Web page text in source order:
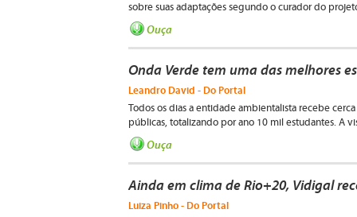
sobre suas adaptações segundo o curador do
Ouça
Onda Verde tem uma das melhores
Leandro David - Do Portal
Todos os dias a entidade ambientalista recebe
públicas, totalizando por ano 10 mil estudantes. A
Ouça
Ainda em clima de Rio+20, Vidigal
Luiza Pinho - Do Portal